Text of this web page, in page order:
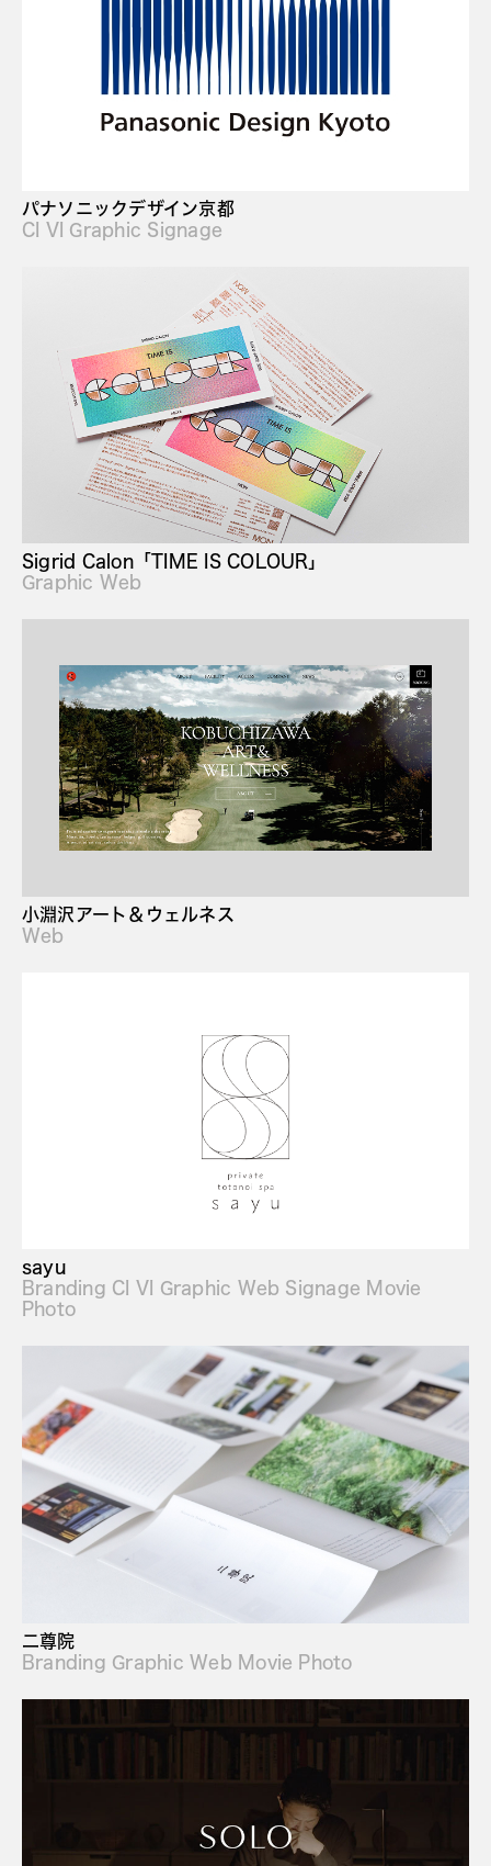
パナソニックデザイン京都
CI VI Graphic Signage
Sigrid Calon「TIME IS COLOUR」
Graphic Web
小淵沢アート＆ウェルネス
Web
sayu
Branding CI VI Graphic Web Signage Movie
Photo
二尊院
Branding Graphic Web Movie Photo